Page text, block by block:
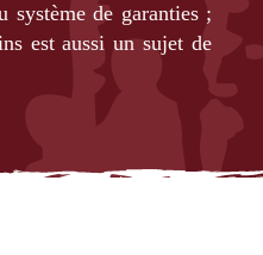
système de garanties ;
est aussi un sujet de